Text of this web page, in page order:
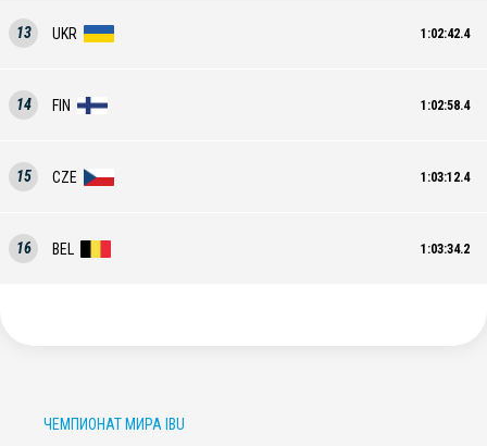
13 UKR 1:02:42.4
14 FIN 1:02:58.4
15 CZE 1:03:12.4
16 BEL 1:03:34.2
ЧЕМПИОНАТ МИРА IBU